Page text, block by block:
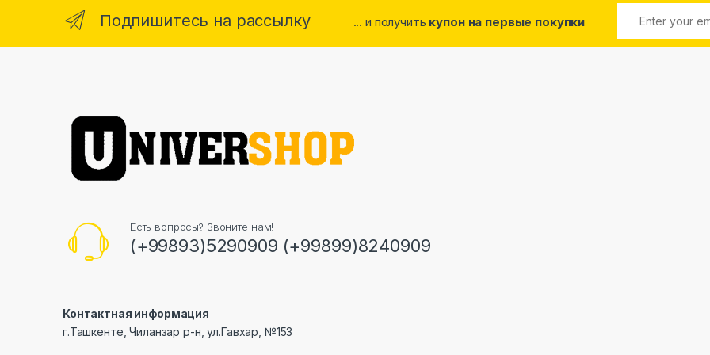
Подпишитесь на рассылку ... и получить купон на первые покупки
Есть вопросы? Звоните нам!
(+99893)5290909 (+99899)8240909
Контактная информация
г.Ташкенте, Чиланзар р-н, ул.Гавхар, №153